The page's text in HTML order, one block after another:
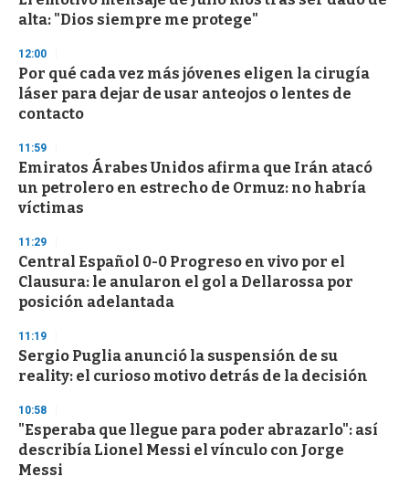
o
f
3
s
e
c
o
d
s
alta: "Dios siempre me protege"
12:00
Por qué cada vez más jóvenes eligen la cirugía
láser para dejar de usar anteojos o lentes de
contacto
11:59
Emiratos Árabes Unidos afirma que Irán atacó
un petrolero en estrecho de Ormuz: no habría
víctimas
11:29
Central Español 0-0 Progreso en vivo por el
Clausura: le anularon el gol a Dellarossa por
posición adelantada
11:19
Sergio Puglia anunció la suspensión de su
reality: el curioso motivo detrás de la decisión
10:58
"Esperaba que llegue para poder abrazarlo": así
describía Lionel Messi el vínculo con Jorge
Messi